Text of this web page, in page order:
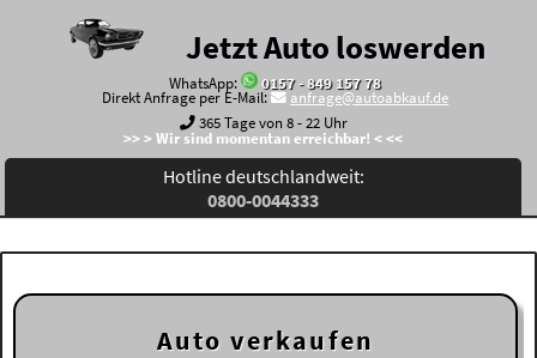
Jetzt Auto loswerden
WhatsApp:
0157 - 849 157 78
Direkt Anfrage per E-Mail:
anfrage@autoabkauf.de
365 Tage von 8 - 22 Uhr
>> > Wir sind momentan erreichbar! < <<
Hotline deutschlandweit:
0800-0044333
Auto verkaufen